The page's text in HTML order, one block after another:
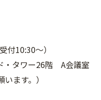
10:30～）
タワー26階 A会議室
ます。）